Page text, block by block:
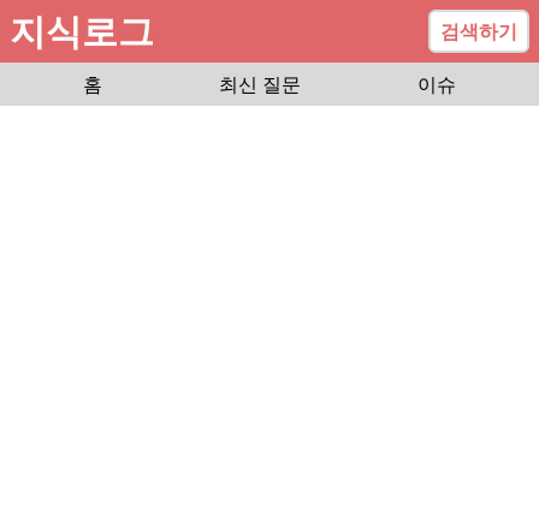
지식로그
검색하기
홈
최신 질문 이슈